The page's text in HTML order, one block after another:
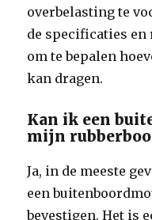
overbelasting te
de specificaties
om te bepalen
kan dragen.
Kan ik een
mijn
Ja, in de meeste
een
bevestigen. Het is